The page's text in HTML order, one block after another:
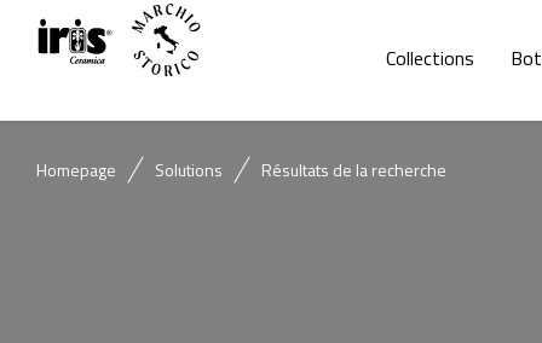
Collections
Homepage Solutions Résultats de la recherche